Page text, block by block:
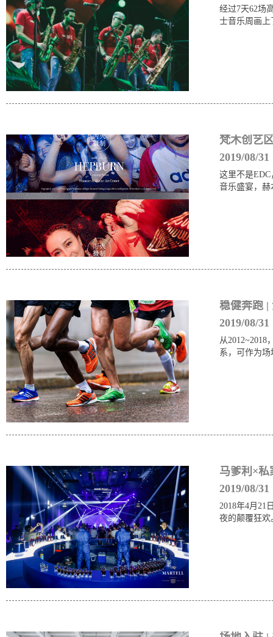
经过7天62场
士音乐周画
梵木创艺
2019/08/31
这里不是
音乐盛宴，赫
稳健奔跑
2019/08/31
从
系，可作为
马爹利×私
2019/08/31
2018年4月21
夜的颠覆狂欢